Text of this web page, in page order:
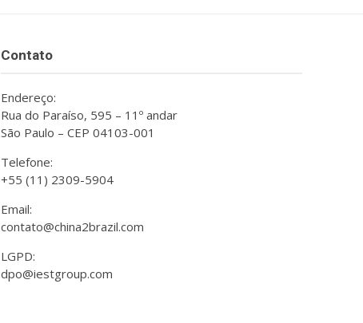
Contato
Endereço:
Rua do Paraíso, 595 – 11º andar
São Paulo – CEP 04103-001
Telefone:
+55 (11) 2309-5904
Email:
contato@china2brazil.com
LGPD:
dpo@iestgroup.com